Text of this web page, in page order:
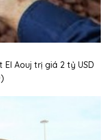
Aouj trị giá 2 tỷ USD